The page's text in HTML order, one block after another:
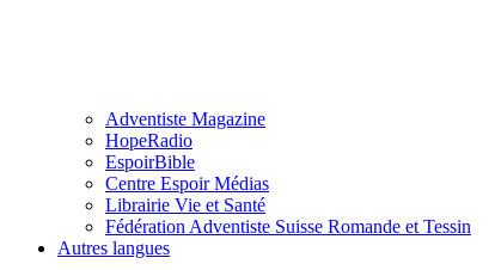
Adventiste Magazine
HopeRadio
EspoirBible
Centre Espoir Médias
Librairie Vie et Santé
Fédération Adventiste Suisse Romande et Tessin
Autres langues